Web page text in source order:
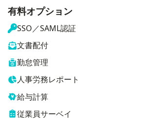
有料オプション
SSO／SAML認証
文書配付
勤怠管理
人事労務レポート
給与計算
従業員サーベイ